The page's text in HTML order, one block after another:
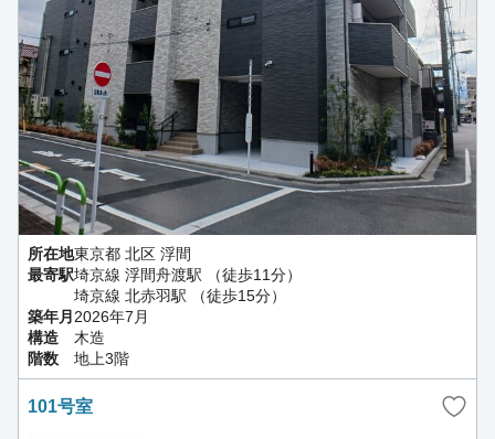
所在地東京都 北区 浮間
最寄駅埼京線 浮間舟渡駅 （徒歩11分）
埼京線 北赤羽駅 （徒歩15分）
築年月 2026年7月
構造
木造
階数
地上3階
101号室